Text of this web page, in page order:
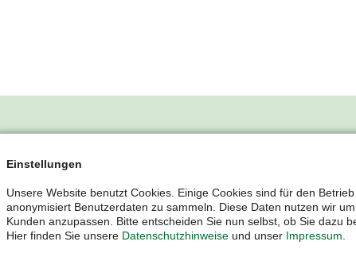
AUSFÜHRLICHE INFOS
PRODUKT-
Einstellungen
Unsere Website benutzt Cookies. Einige Cookies sind für den
anonymisiert Benutzerdaten zu sammeln. Diese Daten nutzen wir
Kunden anzupassen. Bitte entscheiden Sie nun selbst, ob Sie dazu
Hier finden Sie unsere Datenschutzhinweise und unser Impressum